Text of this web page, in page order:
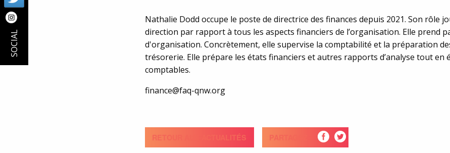
SOCIAL
Nathalie Dodd occupe le poste de directrice des finances depuis 2021. Son rôle
direction par rapport à tous les aspects financiers de l’organisation. Elle prend
d'organisation. Concrètement, elle supervise la comptabilité et la préparation
trésorerie. Elle prépare les états financiers et autres rapports d’analyse tout en
comptables.
finance@faq-qnw.org
RETOUR AUX ACTUALITÉS PARTAGEZ